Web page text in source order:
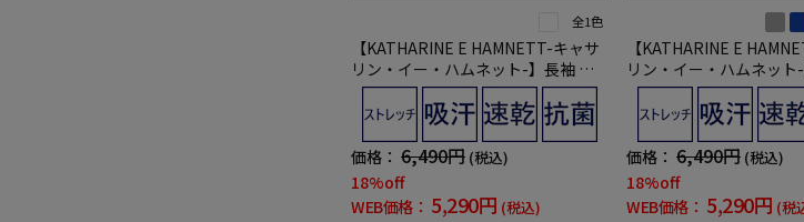
全1色
【KATHARINE E HAMNETT-キャサ
リン・イー・ハムネット-】長袖 ワ
イシャツ セミワイド 360°ストレッチ
吸水速乾 無地 通年
価格： 6,490円 (税込)
18%off
WEB価格： 5,290円 (税込)
【KATHARINE E
リン・イー・ハムネット
イシャツ セミワイド
吸水速乾 ストライプ 通年
価格： 6,490円 (税込)
18%off
WEB価格： 5,290円 (税